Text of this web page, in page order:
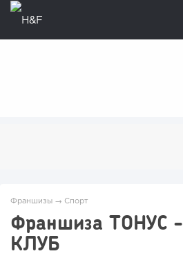
Франшизы → Спорт
Франшиза ТОНУС -
КЛУБ